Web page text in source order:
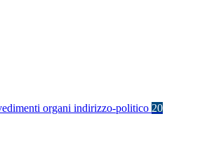
organi indirizzo-politico 20